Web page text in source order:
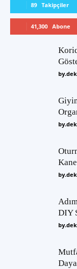
89 Takipçiler
41,300 Abone
DIY